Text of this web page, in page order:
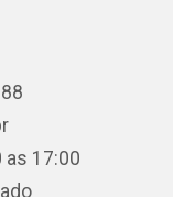
as 17:00